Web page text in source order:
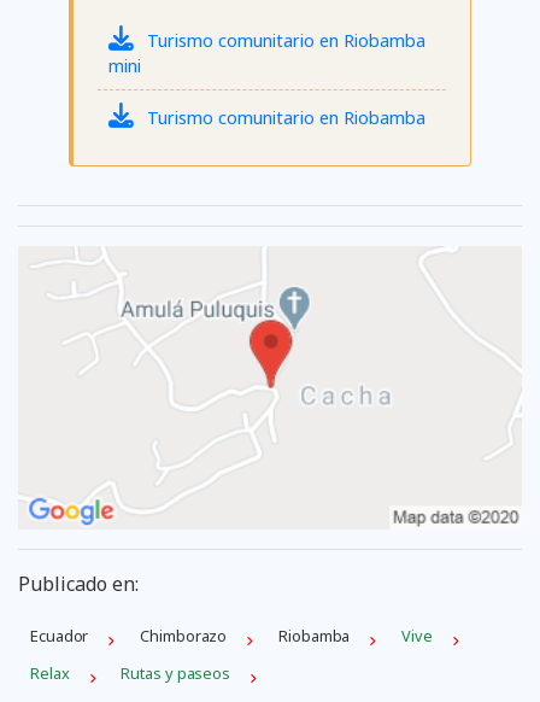
Turismo comunitario en Riobamba
mini
Turismo comunitario en Riobamba
Publicado en:
Ecuador Chimborazo Riobamba
Vive
Relax
Rutas y paseos